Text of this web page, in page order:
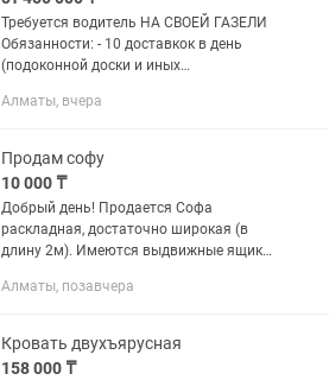
Требуется водитель НА СВОЕЙ ГАЗЕЛИ
Обязанности: - 10 доставкок в день
(подоконной доски и иных
- Честность, пунктуальность,
заработная...
Алматы, вчера
Продам софу
10 000 ₸
Добрый день! Продается Софа
раскладная, достаточно широкая (в
длину 2м). Имеются выдвижные ящики
Алматы, позавчера
Кровать двухъярусная
158 000 ₸